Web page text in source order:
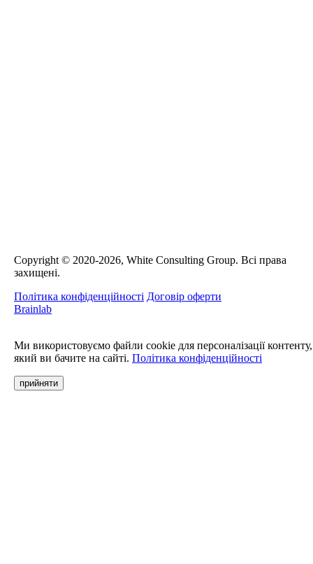
Сopyright © 2020-2026, White Consulting Group. Всі права
захищені.
Політика конфіденційності Договір оферти
Brainlab
Ми використовуємо файли cookie для персоналізації контенту,
який ви бачите на сайті. Політика конфіденційності
прийняти